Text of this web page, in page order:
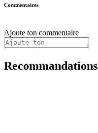
Commentaires
Ajoute ton commentaire
Recommandations